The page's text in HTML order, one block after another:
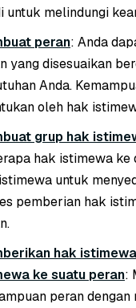
untuk melindungi
peran: Anda
yang disesuaikan
Anda.
oleh hak
grup hak
hak istimewa ke
untuk
pemberian hak
hak
ke suatu peran:
peran